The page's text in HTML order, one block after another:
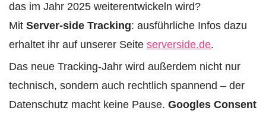
das im Jahr 2025 weiterentwickeln wird?
Mit Server-side Tracking: ausführliche Infos dazu
erhaltet ihr auf unserer Seite serverside.de.
Das neue Tracking-Jahr wird außerdem nicht nur
technisch, sondern auch rechtlich spannend – der
Datenschutz macht keine Pause. Googles Consent